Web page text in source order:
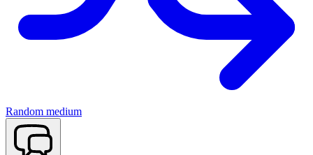
Random medium